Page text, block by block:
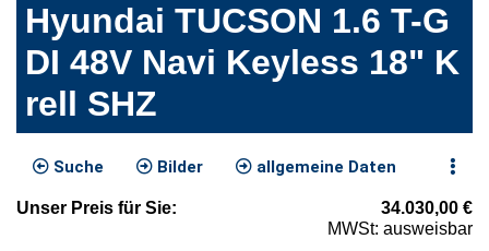
Hyundai TUCSON 1.6 T-G
DI 48V Navi Keyless 18" K
rell SHZ
Suche Bilder allgemeine Daten
Unser Preis für Sie: 34.030,00 €
MWSt: ausweisbar